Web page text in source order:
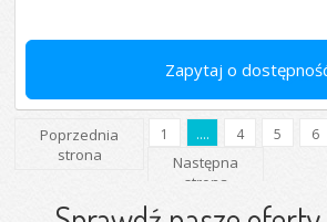
Zapytaj o
Poprzednia
strona
1 .... 4 5 6
Następna
strona